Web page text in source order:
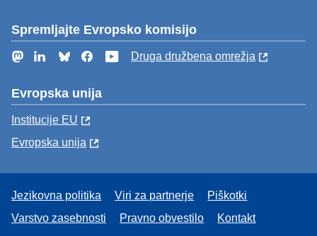
Spremljajte Evropsko komisijo
MastodonLinkedInBlueskyFacebookYouTube
Druga družbena omrežja
Evropska unija
Institucije EU
Evropska unija
Jezikovna politika Viri za partnerje
Piškotki
Varstvo zasebnosti
Pravno obvestilo Kontakt